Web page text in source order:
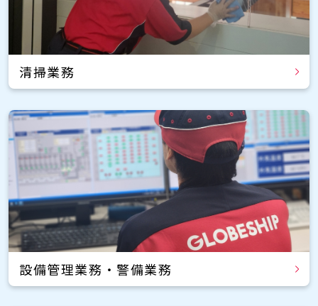
清掃業務
設備管理業務・警備業務